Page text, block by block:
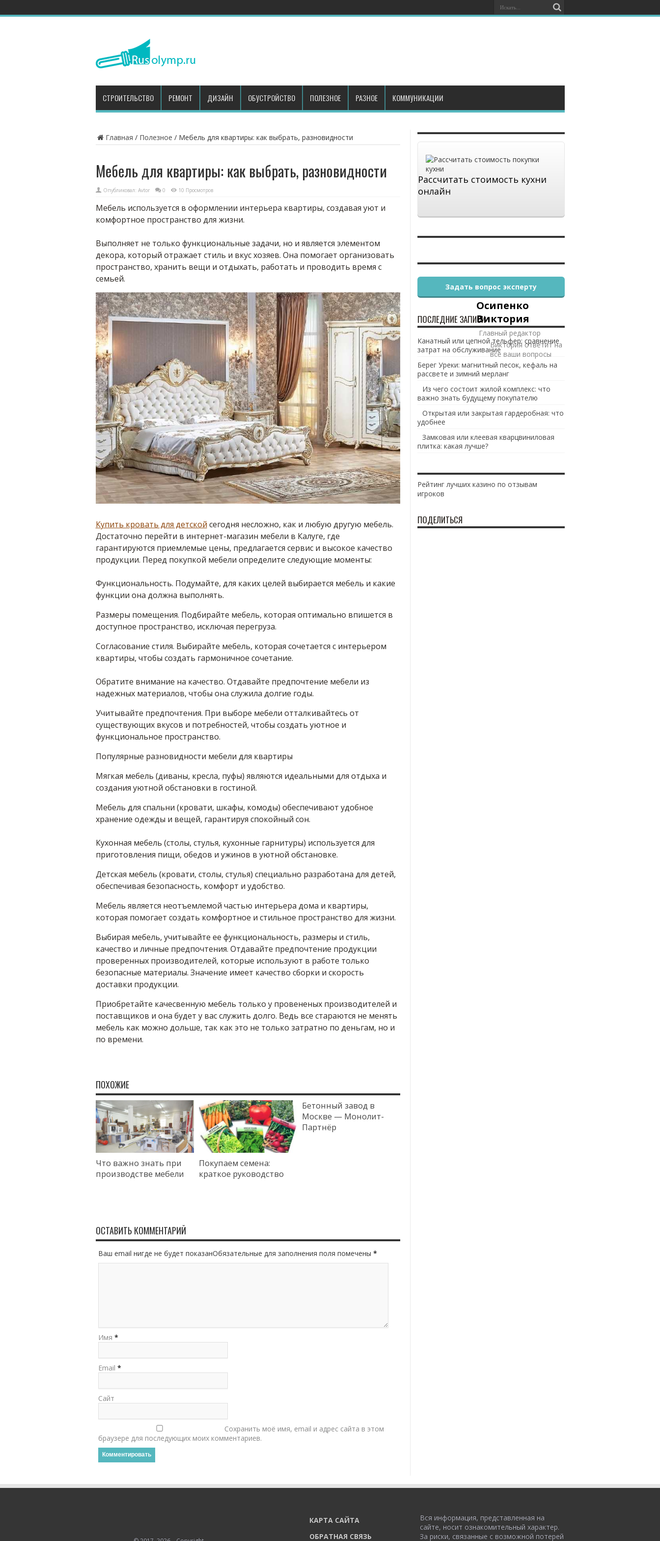
СТРОИТЕЛЬСТВО РЕМОНТ ДИЗАЙН ОБУСТРОЙСТВО ПОЛЕЗНОЕ РАЗНОЕ КОММУНИКАЦИИ
Главная / Полезное / Мебель для квартиры: как выбрать, разновидности
Мебель для квартиры: как выбрать, разновидности
Опубликовал: Avtor 0 10 Просмотров
Мебель используется в оформлении интерьера квартиры, создавая уют и
комфортное пространство для жизни.
Выполняет не только функциональные задачи, но и является элементом
декора, который отражает стиль и вкус хозяев. Она помогает организовать
пространство, хранить вещи и отдыхать, работать и проводить время с
семьей.
Купить кровать для детской сегодня несложно, как и любую другую мебель.
Достаточно перейти в интернет-магазин мебели в Калуге, где
гарантируются приемлемые цены, предлагается сервис и высокое качество
продукции. Перед покупкой мебели определите следующие моменты:
Функциональность. Подумайте, для каких целей выбирается мебель и какие
функции она должна выполнять.
Размеры помещения. Подбирайте мебель, которая оптимально впишется в
доступное пространство, исключая перегруза.
Согласование стиля. Выбирайте мебель, которая сочетается с интерьером
квартиры, чтобы создать гармоничное сочетание.
Обратите внимание на качество. Отдавайте предпочтение мебели из
надежных материалов, чтобы она служила долгие годы.
Учитывайте предпочтения. При выборе мебели отталкивайтесь от
существующих вкусов и потребностей, чтобы создать уютное и
функциональное пространство.
Популярные разновидности мебели для квартиры
Мягкая мебель (диваны, кресла, пуфы) являются идеальными для отдыха и
создания уютной обстановки в гостиной.
Мебель для спальни (кровати, шкафы, комоды) обеспечивают удобное
хранение одежды и вещей, гарантируя спокойный сон.
Кухонная мебель (столы, стулья, кухонные гарнитуры) используется для
приготовления пищи, обедов и ужинов в уютной обстановке.
Детская мебель (кровати, столы, стулья) специально разработана для детей,
обеспечивая безопасность, комфорт и удобство.
Мебель является неотъемлемой частью интерьера дома и квартиры,
которая помогает создать комфортное и стильное пространство для жизни.
Выбирая мебель, учитывайте ее функциональность, размеры и стиль,
качество и личные предпочтения. Отдавайте предпочтение продукции
проверенных производителей, которые используют в работе только
безопасные материалы. Значение имеет качество сборки и скорость
доставки продукции.
Приобретайте качесвенную мебель только у провененых производителей и
поставщиков и она будет у вас служить долго. Ведь все стараются не менять
мебель как можно дольше, так как это не только затратно по деньгам, но и
по времени.
ПОХОЖИЕ
Что важно знать при
производстве мебели
Покупаем семена:
краткое руководство
Бетонный завод в
Москве — Монолит-
Партнёр
ОСТАВИТЬ КОММЕНТАРИЙ
Ваш email нигде не будет показанОбязательные для заполнения поля помечены *
Имя *
Email *
Сайт
Сохранить моё имя, email и адрес сайта в этом
браузере для последующих моих комментариев.
Рассчитать стоимость кухни
онлайн
Осипенко
Виктория
Главный редактор
Виктория ответит на
все ваши вопросы
Задать вопрос эксперту
ПОСЛЕДНИЕ ЗАПИСИ
Канатный или цепной тельфер: сравнение
затрат на обслуживание
Берег Уреки: магнитный песок, кефаль на
рассвете и зимний мерланг
Из чего состоит жилой комплекс: что
важно знать будущему покупателю
Открытая или закрытая гардеробная: что
удобнее
Замковая или клеевая кварцвиниловая
плитка: какая лучше?
Рейтинг лучших казино по отзывам
игроков
ПОДЕЛИТЬСЯ
КАРТА САЙТА
ОБРАТНАЯ СВЯЗЬ
Вся информация, представленная на
сайте, носит ознакомительный характер.
За риски, связанные с возможной потерей